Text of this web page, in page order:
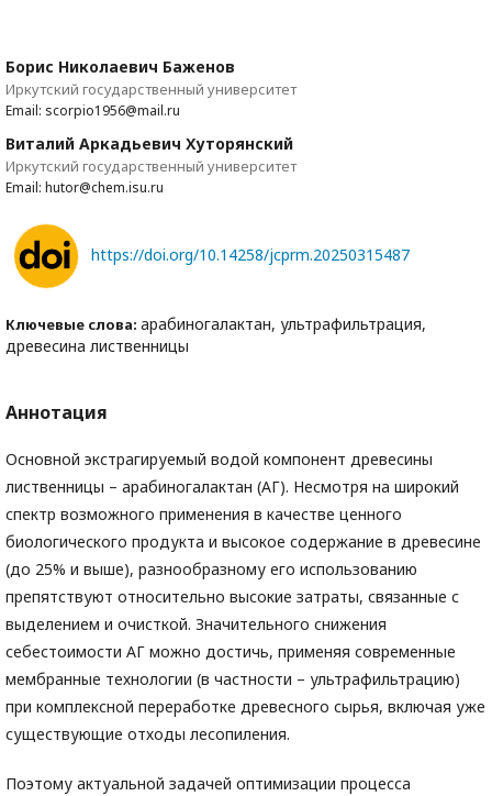
Борис Николаевич Баженов
Иркутский государственный университет
Email: scorpio1956@mail.ru
Виталий Аркадьевич Хуторянский
Иркутский государственный университет
Email: hutor@chem.isu.ru
https://doi.org/10.14258/jcprm.20250315487
Ключевые слова: арабиногалактан, ультрафильтрация,
древесина лиственницы
Аннотация
Основной экстрагируемый водой компонент древесины
лиственницы – арабиногалактан (АГ). Несмотря на широкий
спектр возможного применения в качестве ценного
биологического продукта и высокое содержание в древесине
(до 25% и выше), разнообразному его использованию
препятствуют относительно высокие затраты, связанные с
выделением и очисткой. Значительного снижения
себестоимости АГ можно достичь, применяя современные
мембранные технологии (в частности – ультрафильтрацию)
при комплексной переработке древесного сырья, включая уже
существующие отходы лесопиления.
Поэтому актуальной задачей оптимизации процесса